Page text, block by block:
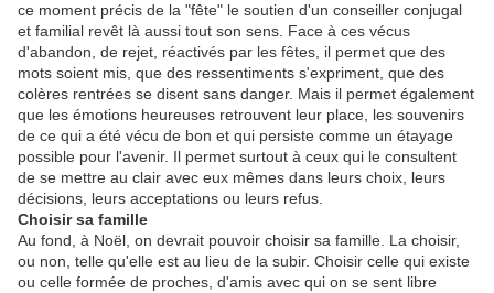
ce moment précis de la "fête" le soutien d'un conseiller conjugal
et familial revêt là aussi tout son sens. Face à ces vécus
d'abandon, de rejet, réactivés par les fêtes, il permet que des
mots soient mis, que des ressentiments s'expriment, que des
colères rentrées se disent sans danger. Mais il permet également
que les émotions heureuses retrouvent leur place, les souvenirs
de ce qui a été vécu de bon et qui persiste comme un étayage
possible pour l'avenir. Il permet surtout à ceux qui le consultent
de se mettre au clair avec eux mêmes dans leurs choix, leurs
décisions, leurs acceptations ou leurs refus.
Choisir sa famille
Au fond, à Noël, on devrait pouvoir choisir sa famille. La choisir,
ou non, telle qu'elle est au lieu de la subir. Choisir celle qui existe
ou celle formée de proches, d'amis avec qui on se sent libre